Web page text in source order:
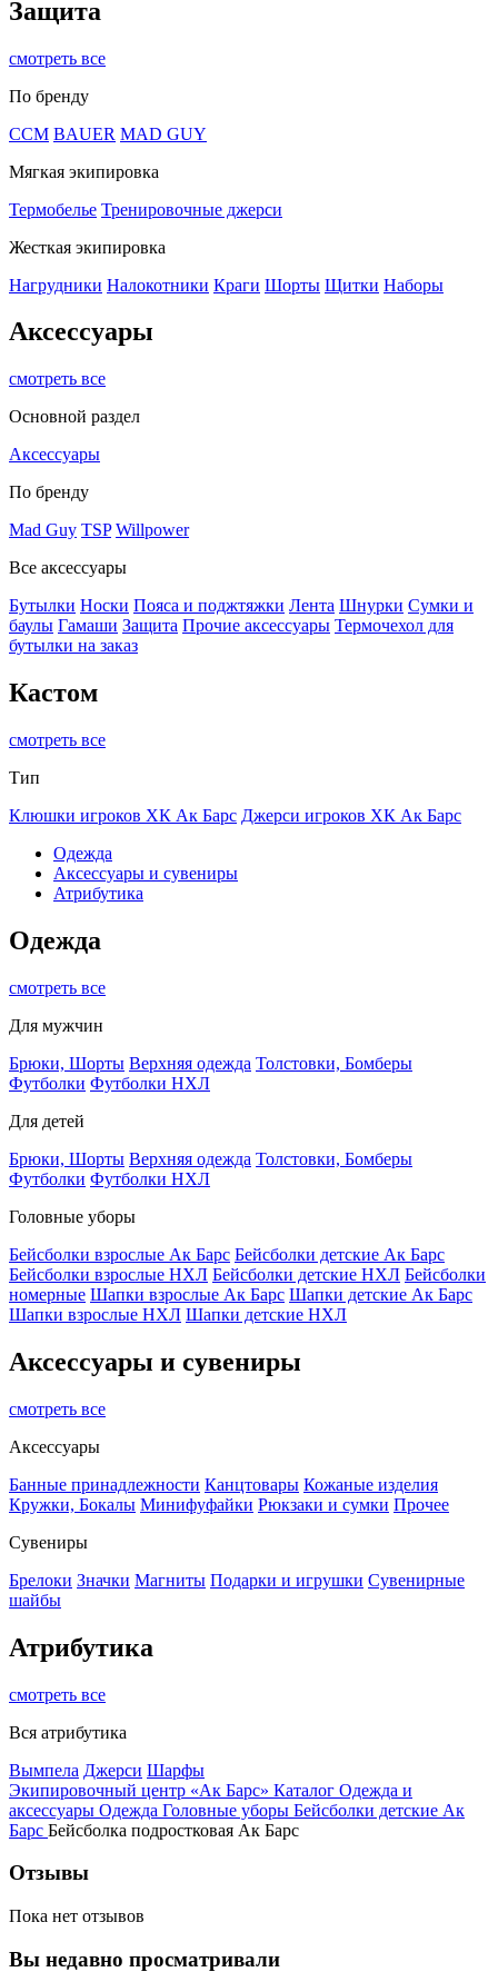
Защита
смотреть все
По бренду
CCM BAUER MAD GUY
Мягкая экипировка
Термобелье Тренировочные джерси
Жесткая экипировка
Нагрудники Налокотники Краги Шорты Щитки Наборы
Аксессуары
смотреть все
Основной раздел
Аксессуары
По бренду
Mad Guy TSP Willpower
Все аксессуары
Бутылки Носки Пояса и поджтяжки Лента Шнурки Сумки и
баулы Гамаши Защита Прочие аксессуары Термочехол для
бутылки на заказ
Кастом
смотреть все
Тип
Клюшки игроков ХК Ак Барс Джерси игроков ХК Ак Барс
Одежда
Аксессуары и сувениры
Атрибутика
Одежда
смотреть все
Для мужчин
Брюки, Шорты Верхняя одежда Толстовки, Бомберы
Футболки Футболки НХЛ
Для детей
Брюки, Шорты Верхняя одежда Толстовки, Бомберы
Футболки Футболки НХЛ
Головные уборы
Бейсболки взрослые Ак Барс Бейсболки детские Ак Барс
Бейсболки взрослые НХЛ Бейсболки детские НХЛ Бейсболки
номерные Шапки взрослые Ак Барс Шапки детские Ак Барс
Шапки взрослые НХЛ Шапки детские НХЛ
Аксессуары и сувениры
смотреть все
Аксессуары
Банные принадлежности Канцтовары Кожаные изделия
Кружки, Бокалы Минифуфайки Рюкзаки и сумки Прочее
Сувениры
Брелоки Значки Магниты Подарки и игрушки Сувенирные
шайбы
Атрибутика
смотреть все
Вся атрибутика
Вымпела Джерси Шарфы
Экипировочный центр «Ак Барс» Каталог Одежда и
аксессуары Одежда Головные уборы Бейсболки детские Ак
Барс Бейсболка подростковая Ак Барс
Отзывы
Пока нет отзывов
Вы недавно просматривали